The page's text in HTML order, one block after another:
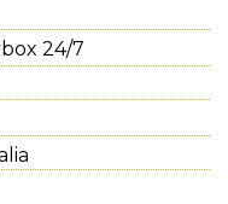
24/7